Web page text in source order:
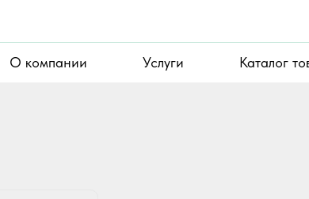
О компании Услуги Каталог